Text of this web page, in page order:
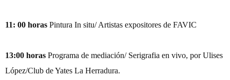
11: 00 horas Pintura In situ/ Artistas expositores de FAVIC
13:00 horas Programa de mediación/ Serigrafia en vivo, por Ulises
López/Club de Yates La Herradura.